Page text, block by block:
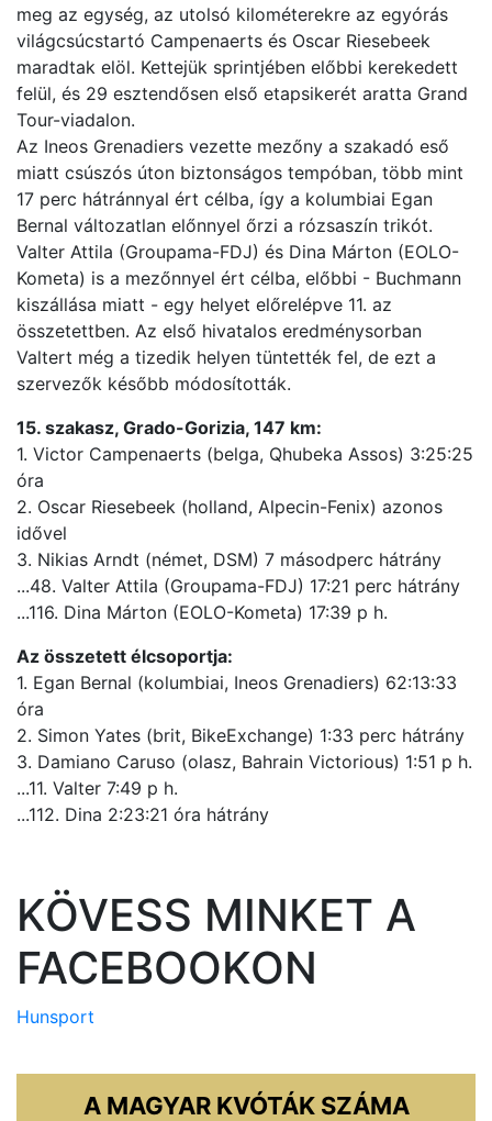
meg az egység, az utolsó kilométerekre az egyórás
világcsúcstartó Campenaerts és Oscar Riesebeek
maradtak elöl. Kettejük sprintjében előbbi kerekedett
felül, és 29 esztendősen első etapsikerét aratta Grand
Tour-viadalon.
Az Ineos Grenadiers vezette mezőny a szakadó eső
miatt csúszós úton biztonságos tempóban, több mint
17 perc hátránnyal ért célba, így a kolumbiai Egan
Bernal változatlan előnnyel őrzi a rózsaszín trikót.
Valter Attila (Groupama-FDJ) és Dina Márton (EOLO-
Kometa) is a mezőnnyel ért célba, előbbi - Buchmann
kiszállása miatt - egy helyet előrelépve 11. az
összetettben. Az első hivatalos eredménysorban
Valtert még a tizedik helyen tüntették fel, de ezt a
szervezők később módosították.
15. szakasz, Grado-Gorizia, 147 km:
1. Victor Campenaerts (belga, Qhubeka Assos) 3:25:25
óra
2. Oscar Riesebeek (holland, Alpecin-Fenix) azonos
idővel
3. Nikias Arndt (német, DSM) 7 másodperc hátrány
...48. Valter Attila (Groupama-FDJ) 17:21 perc hátrány
...116. Dina Márton (EOLO-Kometa) 17:39 p h.
Az összetett élcsoportja:
1. Egan Bernal (kolumbiai, Ineos Grenadiers) 62:13:33
óra
2. Simon Yates (brit, BikeExchange) 1:33 perc hátrány
3. Damiano Caruso (olasz, Bahrain Victorious) 1:51 p h.
...11. Valter 7:49 p h.
...112. Dina 2:23:21 óra hátrány
KÖVESS MINKET A
FACEBOOKON
Hunsport
A MAGYAR KVÓTÁK SZÁMA